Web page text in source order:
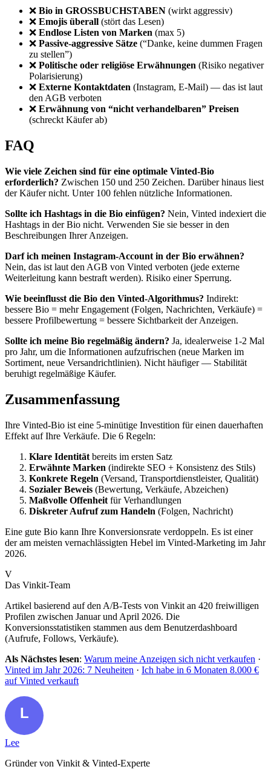
❌ Bio in GROSSBUCHSTABEN (wirkt aggressiv)
❌ Emojis überall (stört das Lesen)
❌ Endlose Listen von Marken (max 5)
❌ Passive-aggressive Sätze (“Danke, keine dummen Fragen
zu stellen”)
❌ Politische oder religiöse Erwähnungen (Risiko negativer
Polarisierung)
❌ Externe Kontaktdaten (Instagram, E-Mail) — das ist laut
den AGB verboten
❌ Erwähnung von “nicht verhandelbaren” Preisen
(schreckt Käufer ab)
FAQ
Wie viele Zeichen sind für eine optimale Vinted-Bio
erforderlich? Zwischen 150 und 250 Zeichen. Darüber hinaus liest
der Käufer nicht. Unter 100 fehlen nützliche Informationen.
Sollte ich Hashtags in die Bio einfügen? Nein, Vinted indexiert die
Hashtags in der Bio nicht. Verwenden Sie sie besser in den
Beschreibungen Ihrer Anzeigen.
Darf ich meinen Instagram-Account in der Bio erwähnen?
Nein, das ist laut den AGB von Vinted verboten (jede externe
Weiterleitung kann bestraft werden). Risiko einer Sperrung.
Wie beeinflusst die Bio den Vinted-Algorithmus? Indirekt:
bessere Bio = mehr Engagement (Folgen, Nachrichten, Verkäufe) =
bessere Profilbewertung = bessere Sichtbarkeit der Anzeigen.
Sollte ich meine Bio regelmäßig ändern? Ja, idealerweise 1-2 Mal
pro Jahr, um die Informationen aufzufrischen (neue Marken im
Sortiment, neue Versandrichtlinien). Nicht häufiger — Stabilität
beruhigt regelmäßige Käufer.
Zusammenfassung
Ihre Vinted-Bio ist eine 5-minütige Investition für einen dauerhaften
Effekt auf Ihre Verkäufe. Die 6 Regeln:
Klare Identität bereits im ersten Satz
Erwähnte Marken (indirekte SEO + Konsistenz des Stils)
Konkrete Regeln (Versand, Transportdienstleister, Qualität)
Sozialer Beweis (Bewertung, Verkäufe, Abzeichen)
Maßvolle Offenheit für Verhandlungen
Diskreter Aufruf zum Handeln (Folgen, Nachricht)
Eine gute Bio kann Ihre Konversionsrate verdoppeln. Es ist einer
der am meisten vernachlässigten Hebel im Vinted-Marketing im Jahr
2026.
V
Das Vinkit-Team
Artikel basierend auf den A/B-Tests von Vinkit an 420 freiwilligen
Profilen zwischen Januar und April 2026. Die
Konversionsstatistiken stammen aus dem Benutzerdashboard
(Aufrufe, Follows, Verkäufe).
Als Nächstes lesen: Warum meine Anzeigen sich nicht verkaufen ·
Vinted im Jahr 2026: 7 Neuheiten · Ich habe in 6 Monaten 8.000 €
auf Vinted verkauft
Lee
Gründer von Vinkit & Vinted-Experte